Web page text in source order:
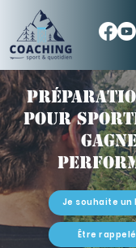
pour
Je souhaite un
Être